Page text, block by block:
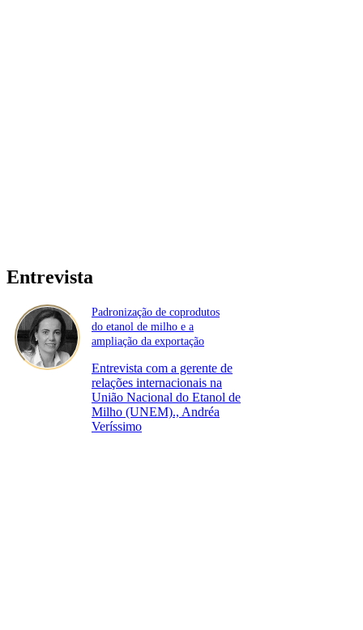
Entrevista
Padronização de coprodutos
do etanol de milho e a
ampliação da exportação
Entrevista com a gerente de
relações internacionais na
União Nacional do Etanol de
Milho (UNEM)., Andréa
Veríssimo